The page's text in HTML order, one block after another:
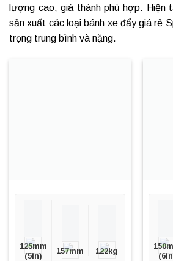
lượng cao, giá thành phù hợp. Hiện
sản xuất các loại bánh xe đẩy giá rẻ
trọng trung bình và nặng.
125mm
(5in)
157mm 122kg